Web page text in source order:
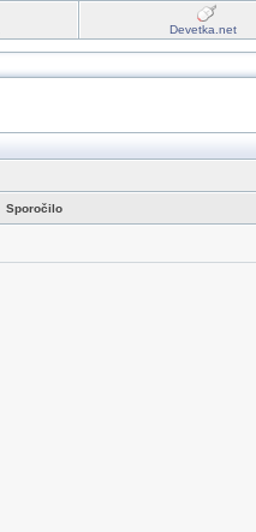
Devetka.net
Sporočilo